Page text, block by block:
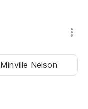
Nelson